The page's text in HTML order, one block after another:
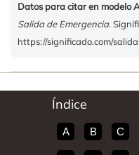
Datos para citar en modelo
Salida de Emergencia.
https://significado.com/
Índice
A B C